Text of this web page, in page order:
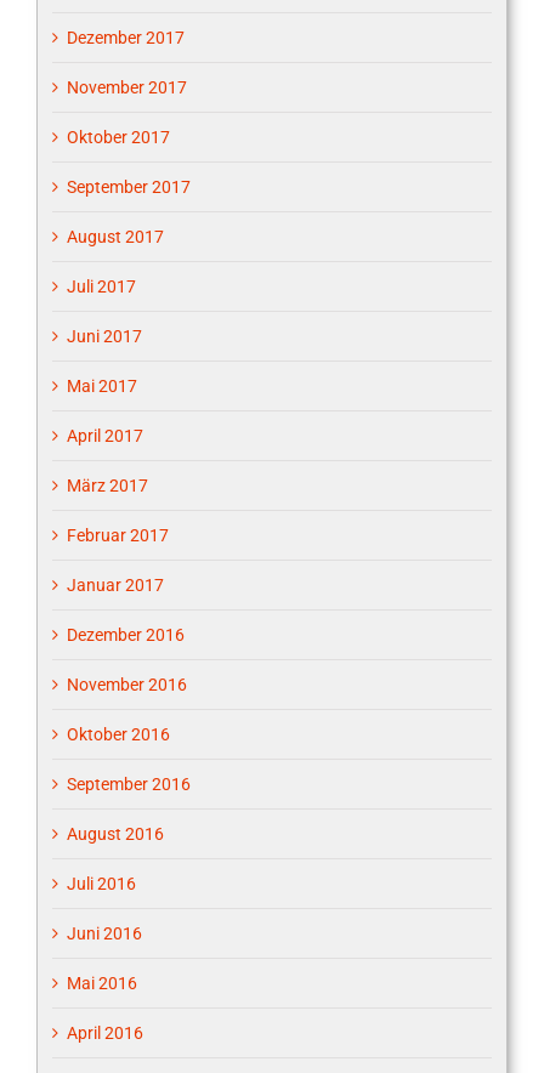
Dezember 2017
November 2017
Oktober 2017
September 2017
August 2017
Juli 2017
Juni 2017
Mai 2017
April 2017
März 2017
Februar 2017
Januar 2017
Dezember 2016
November 2016
Oktober 2016
September 2016
August 2016
Juli 2016
Juni 2016
Mai 2016
April 2016